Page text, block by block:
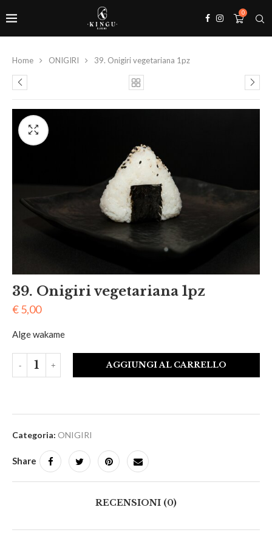
0
Home ONIGIRI 39. Onigiri vegetariana 1pz
39. Onigiri vegetariana 1pz
€5,00
Alge wakame
AGGIUNGI AL CARRELLO
Categoria: ONIGIRI
Share
RECENSIONI (0)